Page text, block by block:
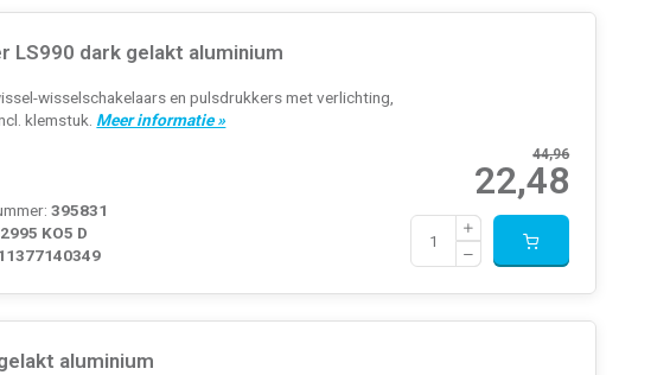
LS990 dark gelakt aluminium
wisselschakelaars en pulsdrukkers met verlichting,
klemstuk. Meer informatie »
44,96
22,48
395831
KO5 D
aluminium